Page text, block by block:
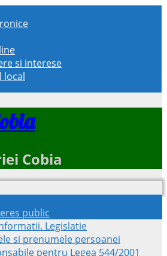
si interese
local
Cobia
public
Legislatie
si prenumele persoanei
pentru Legea 544/2001